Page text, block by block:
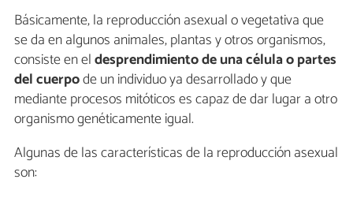
Básicamente, la reproducción asexual o vegetativa que
se da en algunos animales, plantas y otros organismos,
consiste en eldesprendimiento de una célula o partes
del cuerpode un individuo ya desarrollado y que
mediante procesos mitóticos es capaz de dar lugar a otro
organismo genéticamente igual.
Algunas de las características de la reproducción asexual
son: